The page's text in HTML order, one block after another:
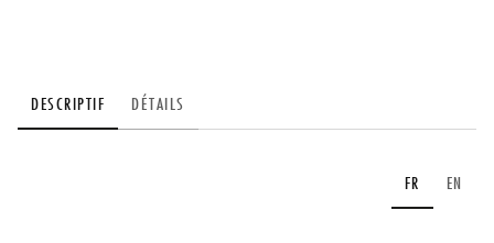
DESCRIPTIF DÉTAILS
FR EN